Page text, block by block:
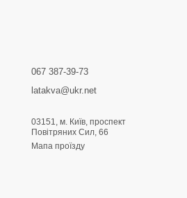
067 387-39-73
latakva@ukr.net
03151, м. Київ, проспект
Повітряних Сил, 66
Мапа проїзду